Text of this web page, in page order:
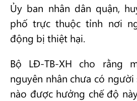
Ủy ban nhân dân quận,
phố trực thuộc tỉnh nơi
động bị thiệt hại.
Bộ LĐ-TB-XH cho rằng
nguyên nhân chưa có
nào được hưởng chế độ